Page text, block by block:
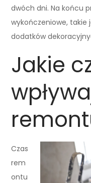
dwóch dni. Na końcu
wykończeniowe,
dodatków
Jakie
Czas
rem
ontu